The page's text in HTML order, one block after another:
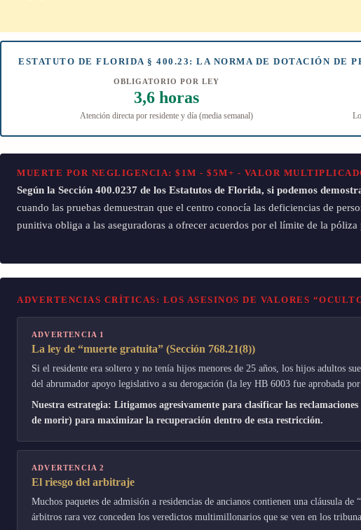
ESTATUTO DE FLORIDA § 400.23: LA NORMA DE DOTACIÓN DE
OBLIGATORIO POR LEY
3,6 horas
Atención directa por residente y día (media semanal)
MUERTE POR NEGLIGENCIA: $1M - $5M+ - VALOR
Según la Sección 400.0237 de los Estatutos de Florida, si podemos
cuando las pruebas demuestran que el centro conocía las deficiencias de
punitiva obliga a las aseguradoras a ofrecer acuerdos por el límite de la
ADVERTENCIAS CRÍTICAS: LOS ASESINOS DE VALORES
ADVERTENCIA 1
La ley de “muerte gratuita” (Sección 768.21(8))
Si el residente era soltero y no tenía hijos menores de 25 años, los hijos adultos
del abrumador apoyo legislativo a su derogación (la ley HB 6003 fue aprobada
Nuestra estrategia: Litigamos agresivamente para clasificar las
de morir) para maximizar la recuperación dentro de esta restricción.
ADVERTENCIA 2
El riesgo del arbitraje
Muchos paquetes de admisión a residencias de ancianos contienen una cláusula
árbitros rara vez conceden los veredictos multimillonarios que se ven en los